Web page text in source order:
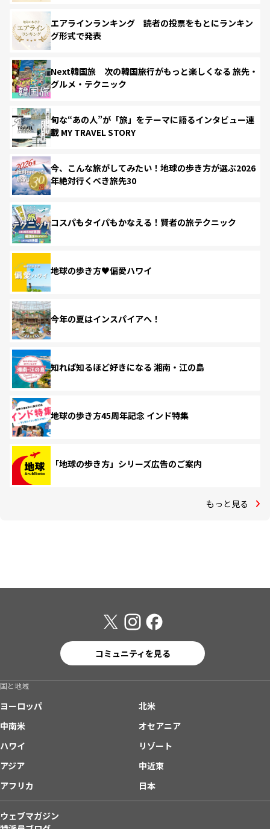
エアラインランキング 読者の投票をもとにランキン
グ形式で発表
Next韓国旅 次の韓国旅行がもっと楽しくなる 旅先・
グルメ・テクニック
旬な“あの人”が「旅」をテーマに語るインタビュー連
載 MY TRAVEL STORY
今、こんな旅がしてみたい！地球の歩き方が選ぶ2026
年絶対行くべき旅先30
コスパもタイパもかなえる！賢者の旅テクニック
地球の歩き方♥偏愛ハワイ
今年の夏はインスパイアへ！
知れば知るほど好きになる 湘南・江の島
地球の歩き方45周年記念 インド特集
「地球の歩き方」シリーズ広告のご案内
もっと見る
コミュニティを見る
国と地域
ヨーロッパ
北米
中南米
オセアニア
ハワイ
リゾート
アジア
中近東
アフリカ
日本
ウェブマガジン